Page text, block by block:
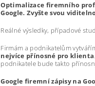
Optimalizace firemního
Google. Zvyšte svou
Reálné výsledky, případové
Firmám a podnikatelům
nejvíce přínosné pro klienta
podnikatele bude takto
Google firemní zápisy na